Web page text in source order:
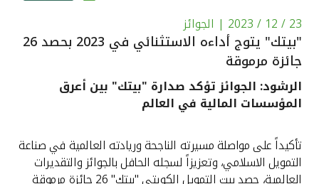
الاستثمار
القنوات المصرفية
خدمات ما بعد البيع
23 / 12 / 2023 | الجوائز
"بيتك" يتوج أداءه الاستثنائي في 2023 بحصد 26
جائزة مرموقة
الرشود: الجوائز تؤكد صدارة "بيتك" بين أعرق
المؤسسات المالية في العالم
تأكيداً على مواصلة مسيرته الناجحة وريادته العالمية في صناعة
التمويل الاسلامي، وتعزيزاً لسجله الحافل بالجوائز والتقديرات
العالمية، حصد بيت التمويل الكويتي "بيتك" 26 جائزة مرموقة